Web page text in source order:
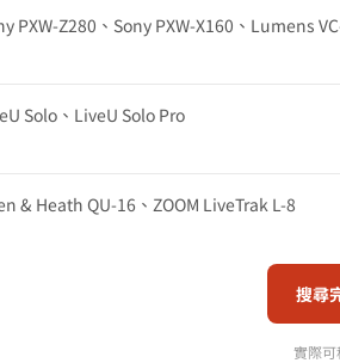
PXW-Z280、Sony PXW-X160、Lumens
Solo、LiveU Solo Pro
& Heath QU-16、ZOOM LiveTrak L-8
搜尋
實際可